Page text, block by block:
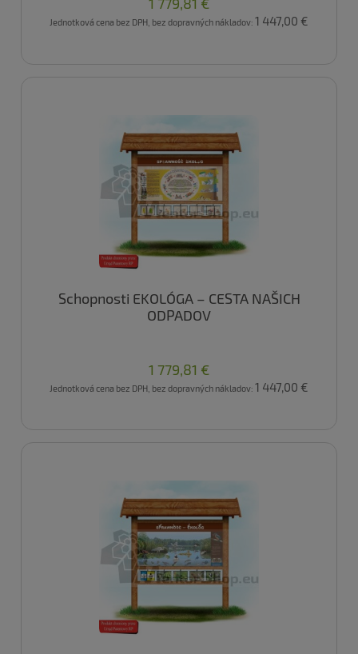
Jednotková cena bez DPH, bez dopravných nákladov: 1 447,00 €
Schopnosti EKOLÓGA – CESTA NAŠICH
ODPADOV
1 779,81 €
Jednotková cena bez DPH, bez dopravných nákladov: 1 447,00 €